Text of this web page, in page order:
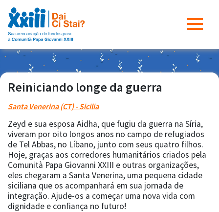
Reiniciando longe da guerra
Santa Venerina (CT) - Sicilia
Zeyd e sua esposa Aidha, que fugiu da guerra na Síria,
viveram por oito longos anos no campo de refugiados
de Tel Abbas, no Líbano, junto com seus quatro filhos.
Hoje, graças aos corredores humanitários criados pela
Comunità Papa Giovanni XXIII e outras organizações,
eles chegaram a Santa Venerina, uma pequena cidade
siciliana que os acompanhará em sua jornada de
integração. Ajude-os a começar uma nova vida com
dignidade e confiança no futuro!